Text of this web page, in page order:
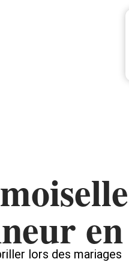
lors des mariages